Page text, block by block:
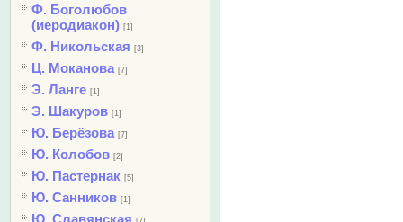
Ф. Боголюбов
(иеродиакон) [1]
Ф. Никольская [3]
Ц. Моканова [7]
Э. Ланге [1]
Э. Шакуров [1]
Ю. Берёзова [7]
Ю. Колобов [2]
Ю. Пастернак [5]
Ю. Санников [1]
Ю. Славянская